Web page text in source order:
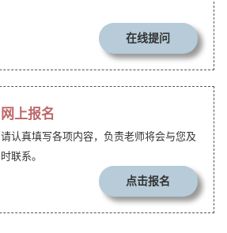
在线提问
网上报名
请认真填写各项内容，负责老师将会与您及
时联系。
点击报名